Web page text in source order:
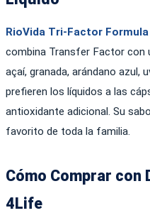
RioVida Tri-Factor Formula
combina Transfer Factor con
açaí, granada, arándano azul,
prefieren los líquidos a las
antioxidante adicional. Su
favorito de toda la familia.
Cómo Comprar con
4Life